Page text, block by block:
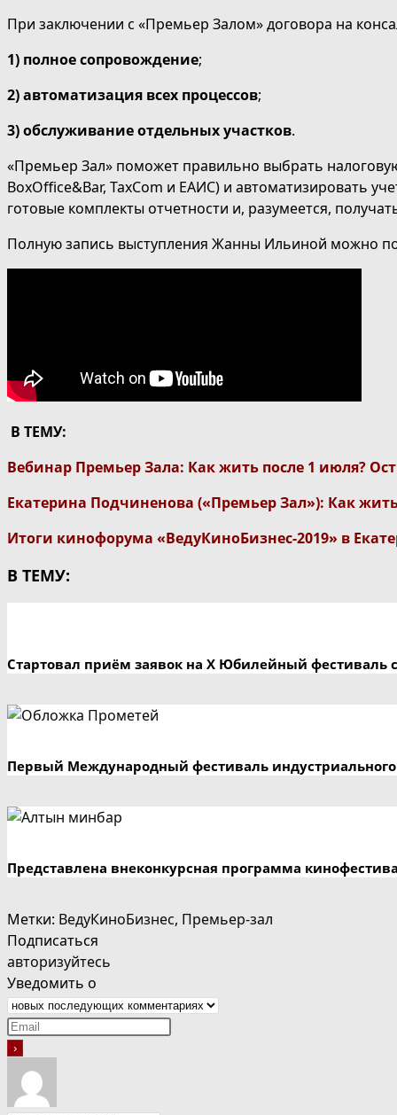
При заключении с «Премьер Залом» договора на
1) полное сопровождение;
2)автоматизация всех процессов;
3)обслуживание отдельных участков.
«Премьер Зал» поможет правильно выбрать
BoxOffice&Bar, TaxCom и ЕАИС) и автоматизировать
готовые комплекты отчетности и, разумеется,
Полную запись выступления Жанны Ильиной можно
В ТЕМУ:
Вебинар Премьер Зала: Как жить после 1 июля?
Екатерина Подчиненова («Премьер Зал»): Как
Итоги кинофорума «ВедуКиноБизнес-2019» в
В ТЕМУ:
Стартовал приём заявок на X Юбилейный фестиваль
Первый Международный фестиваль
Представлена внеконкурсная программа
Метки: ВедуКиноБизнес, Премьер-зал
Подписаться
авторизуйтесь
Уведомить о